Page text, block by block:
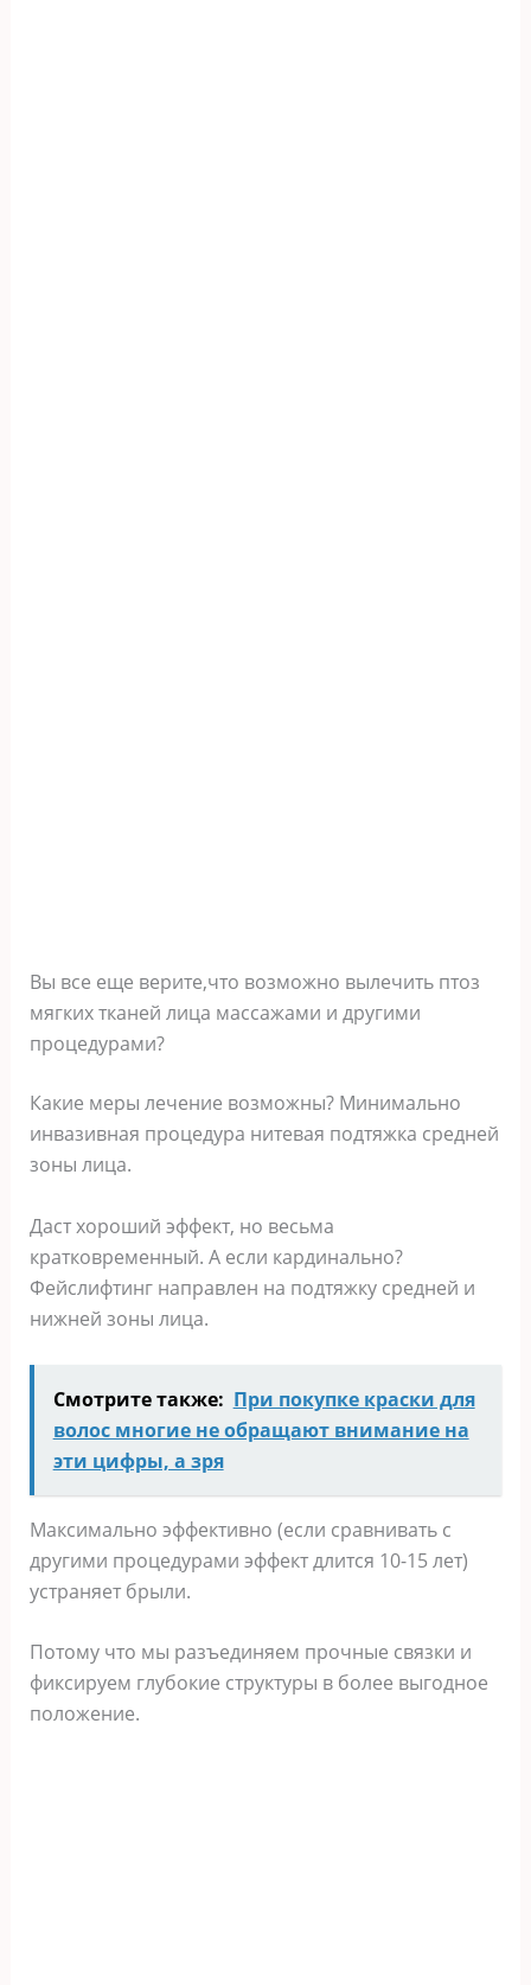
Вы все еще верите,что возможно вылечить птоз
мягких тканей лица массажами и другими
процедурами?
Какие меры лечение возможны? Минимально
инвазивная процедура нитевая подтяжка средней
зоны лица.
Даст хороший эффект, но весьма
кратковременный. А если кардинально?
Фейслифтинг направлен на подтяжку средней и
нижней зоны лица.
Смотрите также: При покупке краски для
волос многие не обращают внимание на
эти цифры, а зря
Максимально эффективно (если сравнивать с
другими процедурами эффект длится 10-15 лет)
устраняет брыли.
Потому что мы разъединяем прочные связки и
фиксируем глубокие структуры в более выгодное
положение.